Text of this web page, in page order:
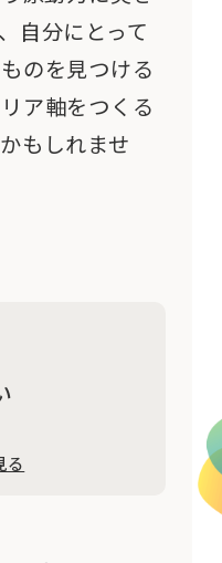
自分にとって
のを見つける
ア軸をつくる
もしれませ
る